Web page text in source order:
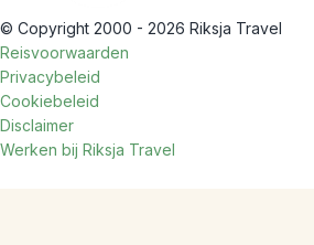
© Copyright 2000 - 2026 Riksja Travel
Reisvoorwaarden
Privacybeleid
Cookiebeleid
Disclaimer
Werken bij Riksja Travel